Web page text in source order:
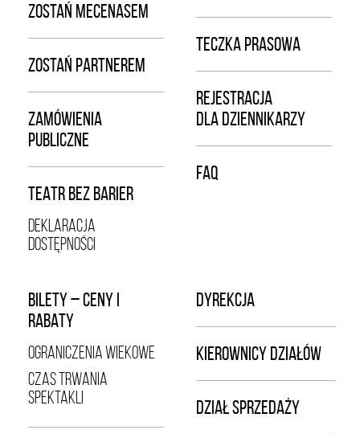
ZOSTAŃ MECENASEM
ZOSTAŃ PARTNEREM
ZAMÓWIENIA
PUBLICZNE
TEATR BEZ BARIER
DEKLARACJA
DOSTĘPNOŚCI
TECZKA PRASOWA
REJESTRACJA
DLA DZIENNIKARZY
FAQ
BILETY – CENY I
RABATY
OGRANICZENIA WIEKOWE
CZAS TRWANIA
SPEKTAKLI
DYREKCJA
KIEROWNICY DZIAŁÓW
DZIAŁ SPRZEDAŻY